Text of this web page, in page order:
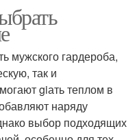
мужского гардероба,
так и
giать теплом в
наряду
выбор подходящих